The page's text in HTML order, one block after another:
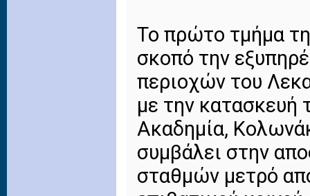
Το πρώτο τμήμα
σκοπό την
περιοχών του
με την
Ακαδημία,
συμβάλει στην
σταθμών μετρό